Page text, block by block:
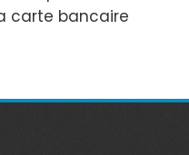
carte bancaire